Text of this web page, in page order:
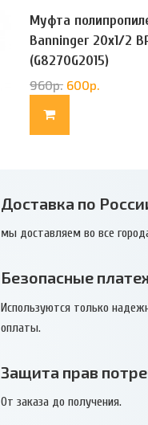
Муфта
Banninger 20х1/2
(G8270G2015)
960р. 600р.
Доставка по
мы доставляем во все
Безопасные
Используются только
оплаты.
Защита прав
От заказа до получения.